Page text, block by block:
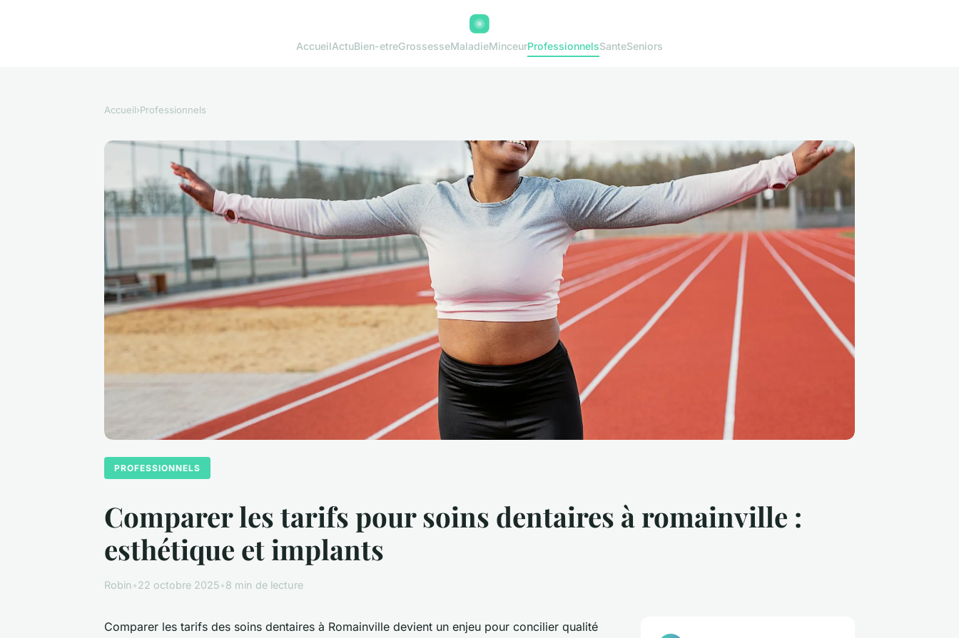
AccueilActuBien-etreGrossesseMaladieMinceurProfessionnelsSanteSeniors
Accueil›Professionnels
PROFESSIONNELS
Comparer les tarifs pour soins dentaires à romainville :
esthétique et implants
Robin•22 octobre 2025•8 min de lecture
Comparer les tarifs des soins dentaires à Romainville devient un enjeu pour concilier qualité